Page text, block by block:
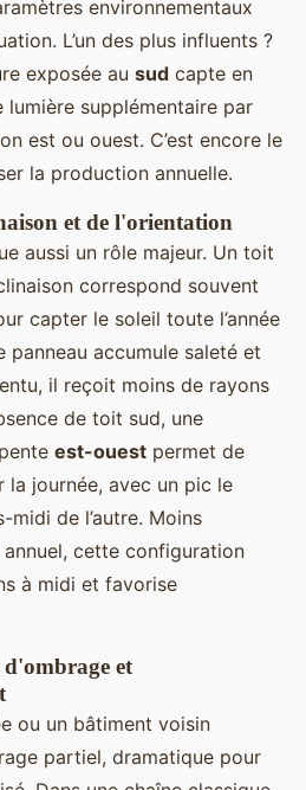
environnementaux
L’un des plus influents ?
exposée au sud capte en
lumière supplémentaire par
est ou ouest. C’est encore le
la production annuelle.
et de l'orientation
aussi un rôle majeur. Un toit
correspond souvent
capter le soleil toute l’année
panneau accumule saleté et
il reçoit moins de rayons
de toit sud, une
est-ouest permet de
la journée, avec un pic le
midi de l’autre. Moins
cette configuration
à midi et favorise
d'ombrage et
ou un bâtiment voisin
partiel, dramatique pour